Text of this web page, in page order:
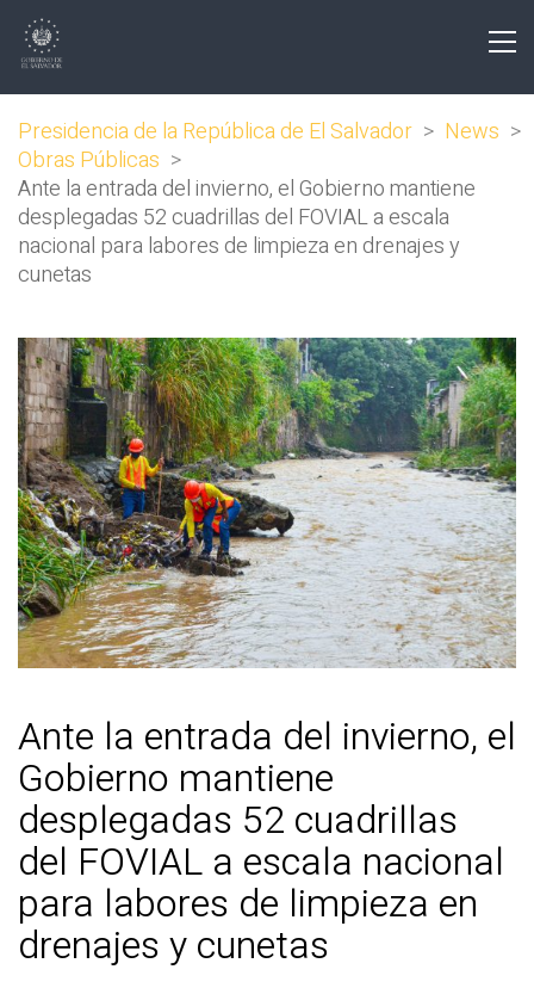
Presidencia de la República de El Salvador > News >
Obras Públicas >
Ante la entrada del invierno, el Gobierno mantiene
desplegadas 52 cuadrillas del FOVIAL a escala
nacional para labores de limpieza en drenajes y
cunetas
Ante la entrada del invierno, el
Gobierno mantiene
desplegadas 52 cuadrillas
del FOVIAL a escala nacional
para labores de limpieza en
drenajes y cunetas